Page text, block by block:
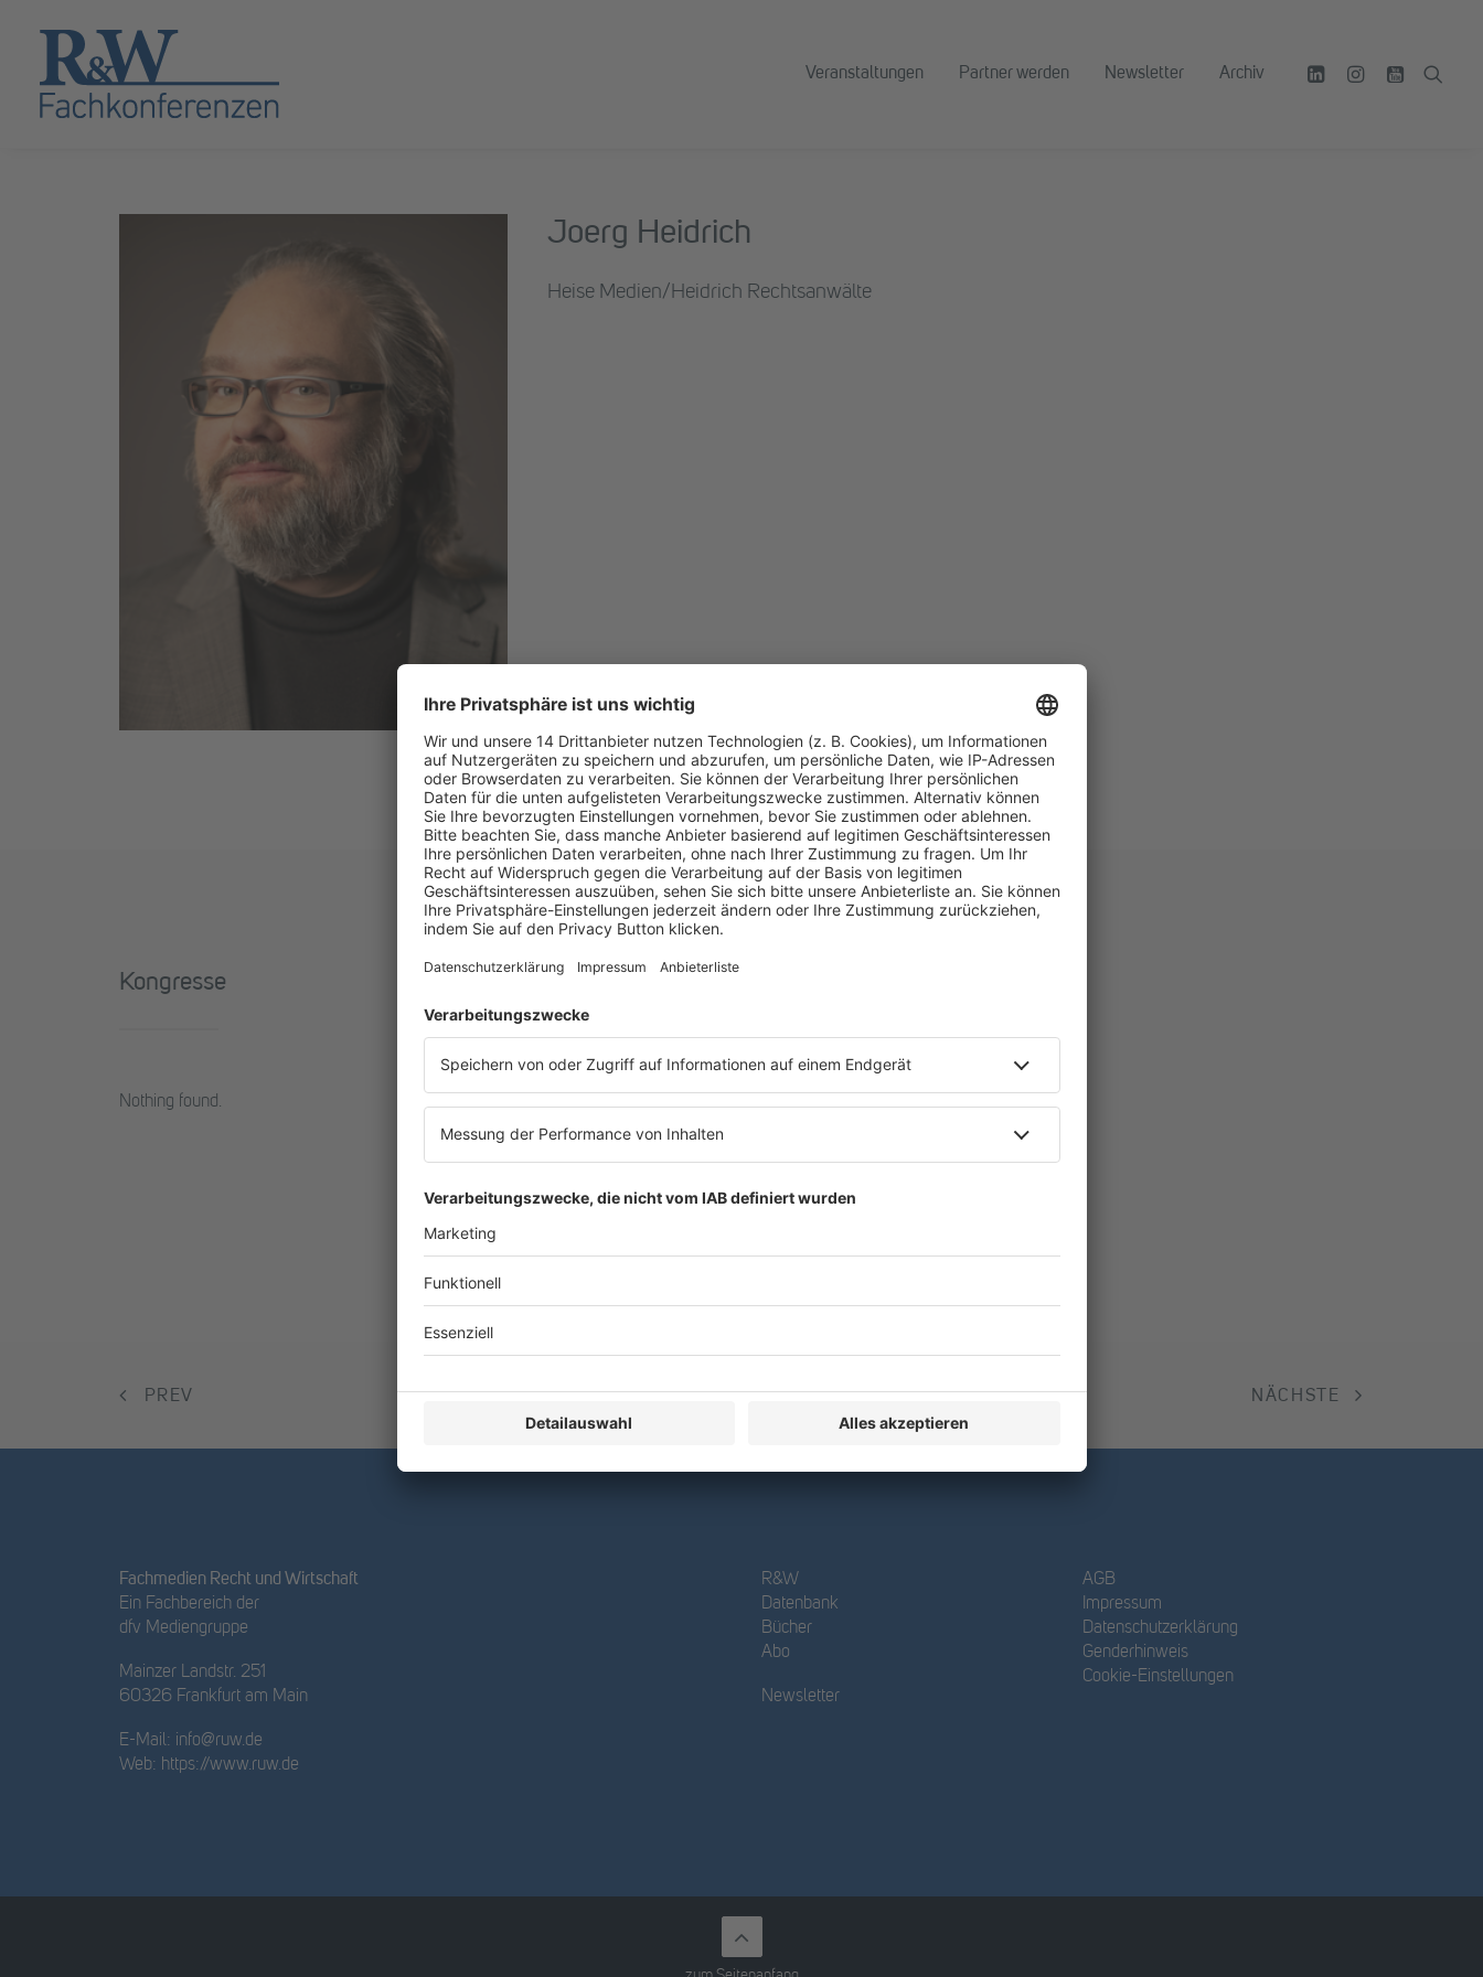
Veranstaltungen Partner werden Newsletter Archiv
Joerg Heidrich
Heise Medien/Heidrich Rechtsanwälte
Kongresse
Nothing found.
PREV NÄCHSTE
Fachmedien Recht und Wirtschaft
Ein Fachbereich der
dfv Mediengruppe
Mainzer Landstr. 251
60326 Frankfurt am Main
E-Mail: info@ruw.de
Web: https://www.ruw.de
R&W
Datenbank
Bücher
Abo
Newsletter
AGB
Impressum
Datenschutzerklärung
Genderhinweis
Cookie-Einstellungen